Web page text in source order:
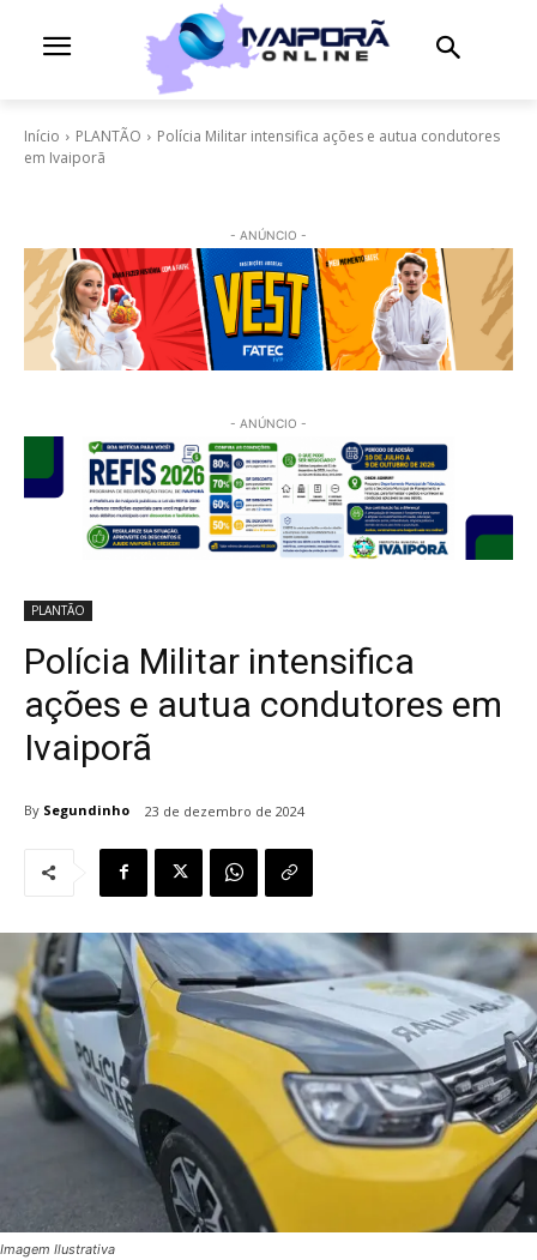
Início PLANTÃO
Polícia Militar intensifica ações e autua condutores
em Ivaiporã
- ANÚNCIO -
- ANÚNCIO -
PLANTÃO
Polícia Militar intensifica
ações e autua condutores em
Ivaiporã
By Segundinho 23 de dezembro de 2024
Imagem Ilustrativa